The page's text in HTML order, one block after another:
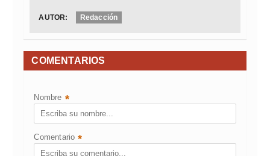
AUTOR: Redacción
COMENTARIOS
Nombre *
Comentario *